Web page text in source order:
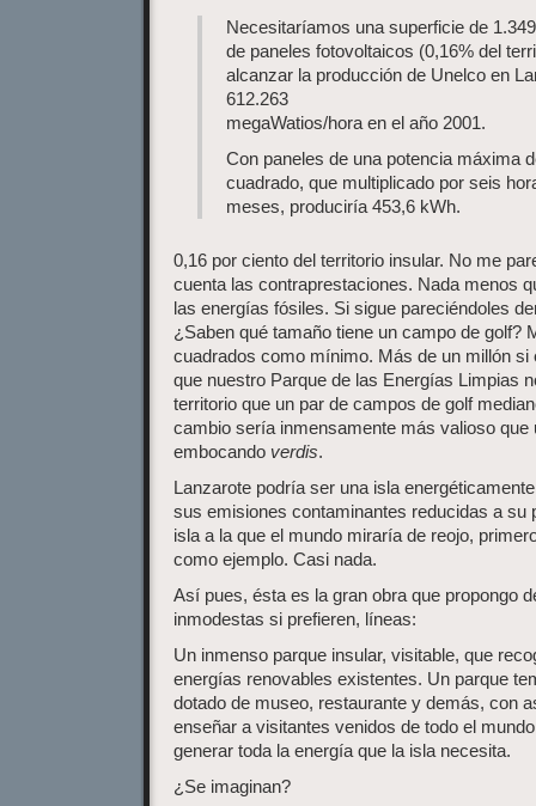
Necesitaríamos una superficie de
de paneles fotovoltaicos (0,16% del
alcanzar la producción de Unelco en
612.263
megaWatios/hora en el año 2001.
Con paneles de una potencia máxima
cuadrado, que multiplicado por seis
meses, produciría 453,6 kWh.
0,16 por ciento del territorio insular. No me
cuenta las contraprestaciones. Nada menos
las energías fósiles. Si sigue pareciéndoles
¿Saben qué tamaño tiene un campo de golf?
cuadrados como mínimo. Más de un millón si
que nuestro Parque de las Energías Limpias
territorio que un par de campos de golf
cambio sería inmensamente más valioso que
embocando verdis.
Lanzarote podría ser una isla
sus emisiones contaminantes reducidas a su
isla a la que el mundo miraría de reojo,
como ejemplo. Casi nada.
Así pues, ésta es la gran obra que propongo
inmodestas si prefieren, líneas:
Un inmenso parque insular, visitable, que
energías renovables existentes. Un parque
dotado de museo, restaurante y demás, con
enseñar a visitantes venidos de todo el
generar toda la energía que la isla necesita.
¿Se imaginan?